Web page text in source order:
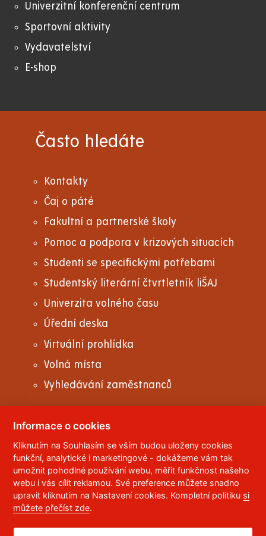
Univerzitní konferenční centrum
Sportovní aktivity
Vydavatelství
E-shop
Často hledáte
Kontakty
Čaj o páté
Fakultní a partnerské školy
Pomoc a podpora v krizových situacích
Studenti se specifickými potřebami
Studentský literární čtvrtletník liŠAJ
Univerzita volného času
Úřední deska
Virtuální prohlídka
Volná místa
Vyhledávání zaměstnanců
© 2023 Univerzita Pardubice,Studentská 95
532 10 Pardubice 2
Telefon: 466 036 111, 466 036 112, 466 036 113
Správce webu ,RSS
Informace o cookies
Kliknutím na Souhlasím se vším budou uloženy cookies
funkční, analytické i marketingové - dokážeme vám tak
umožnit pohodlné používání webu, měřit funkčnost našeho
webu i vás cílit reklamou. Své preference můžete snadno
upravit kliknutím na Nastavení cookies. Kompletní politiku si
můžete přečíst zde.